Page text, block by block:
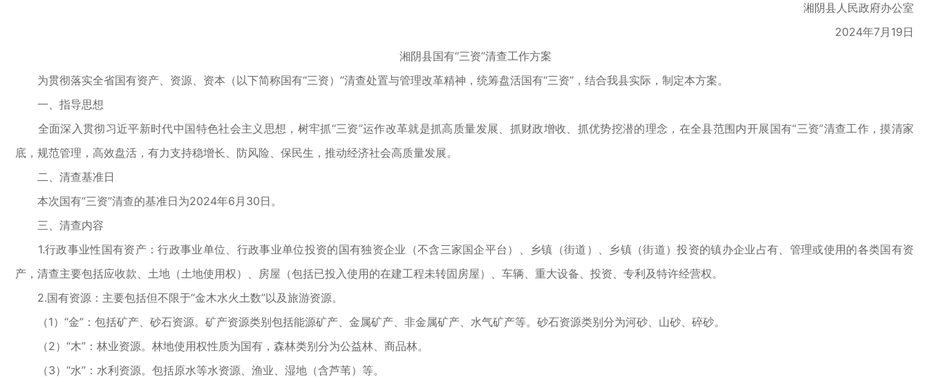
湘阴县人民政府办公室
2024年7月19日
湘阴县国有“三资”清查工作方案
为贯彻落实全省国有资产、资源、资本（以下简称国有“三资）”清查处置与管理改革精神，统筹盘活国有“三资”，结合我县实际，制定本方案。
一、指导思想
全面深入贯彻习近平新时代中国特色社会主义思想，树牢抓“三资”运作改革就是抓高质量发展、抓财政增收、抓优势挖潜的理念，在全县范围内开展国有“三资”清查工作，摸清家
底，规范管理，高效盘活，有力支持稳增长、防风险、保民生，推动经济社会高质量发展。
二、清查基准日
本次国有“三资”清查的基准日为2024年6月30日。
三、清查内容
1.行政事业性国有资产：行政事业单位、行政事业单位投资的国有独资企业（不含三家国企平台）、乡镇（街道）、乡镇（街道）投资的镇办企业占有、管理或使用的各类国有资
产，清查主要包括应收款、土地（土地使用权）、房屋（包括已投入使用的在建工程未转固房屋）、车辆、重大设备、投资、专利及特许经营权。
2.国有资源：主要包括但不限于“金木水火土数”以及旅游资源。
（1）“金”：包括矿产、砂石资源。矿产资源类别包括能源矿产、金属矿产、非金属矿产、水气矿产等。砂石资源类别分为河砂、山砂、碎砂。
（2）“木”：林业资源。林地使用权性质为国有，森林类别分为公益林、商品林。
（3）“水”：水利资源。包括原水等水资源、渔业、湿地（含芦苇）等。